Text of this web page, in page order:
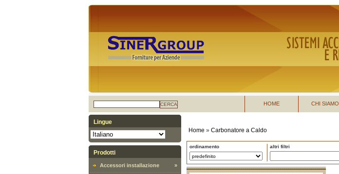
CERCA CHI SIAMO
HOME
Lingue
Prodotti
Accessori installazione »
Home » Carbonatore a Caldo
ordinamento altri filtri